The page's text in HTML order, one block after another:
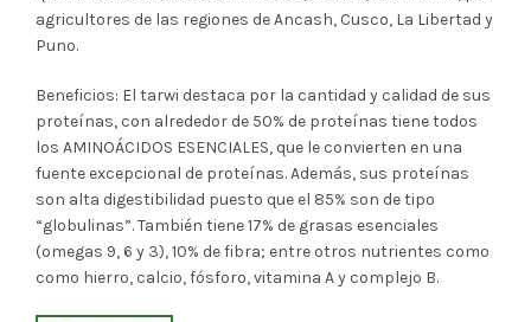
S/30.00.S/27.00.
agricultores de las regiones de Ancash, Cusco, La Libertad y
Puno.
Beneficios: El tarwi destaca por la cantidad y calidad de sus
proteínas, con alrededor de 50% de proteínas tiene todos
los AMINOÁCIDOS ESENCIALES, que le convierten en una
fuente excepcional de proteínas. Además, sus proteínas
son alta digestibilidad puesto que el 85% son de tipo
“globulinas”. También tiene 17% de grasas esenciales
(omegas 9, 6 y 3), 10% de fibra; entre otros nutrientes como
como hierro, calcio, fósforo, vitamina A y complejo B.